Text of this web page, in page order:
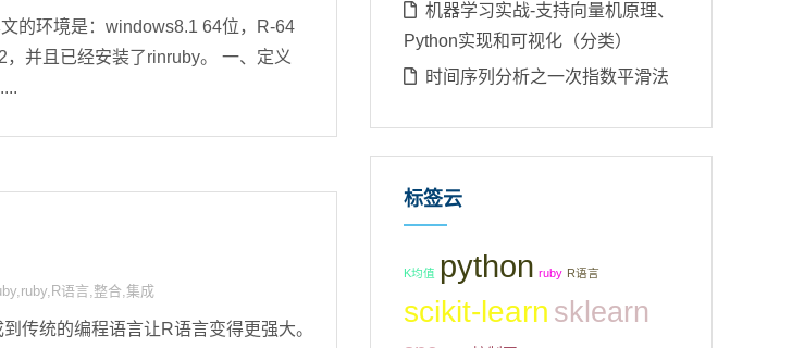
的环境是：windows8.1 64位，R-64
并且已经安装了rinruby。 一、定义
,ruby, R语言,整合,集成
传统的编程语言让R语言变得更强大。
机器学习实战-支持向量机原理、
Python实现和可视化（分类）
时间序列分析之一次指数平滑法
标签云
K均值 python ruby R语言
scikit-learn sklearn